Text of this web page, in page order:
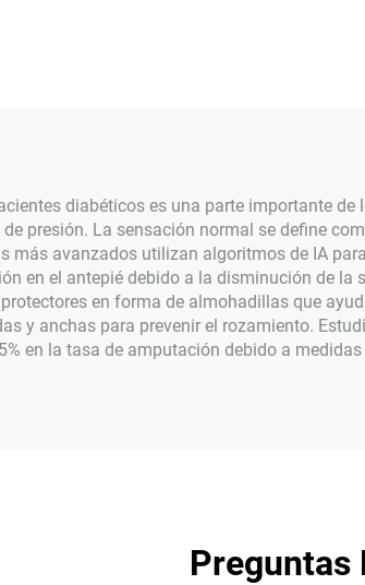
diabéticos es una parte importante
presión. La sensación normal se define
más avanzados utilizan algoritmos de IA
en el antepié debido a la disminución de
en forma de almohadillas que
y anchas para prevenir el rozamiento.
en la tasa de amputación debido a
Preguntas